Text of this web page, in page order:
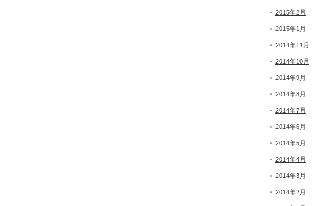
2015年2月
2015年1月
2014年11月
2014年10月
2014年9月
2014年8月
2014年7月
2014年6月
2014年5月
2014年4月
2014年3月
2014年2月